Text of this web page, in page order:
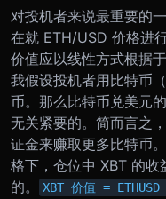
对投机者来说最重要的
在就 ETH/USD 价格进
价值应以线性方式根据
我假设投机者用比特币
币。那么比特币兑美元
无关紧要的。简而言之
证金来赚取更多比特币。
格下，仓位中 XBT 的
的。
XBT 价值 =